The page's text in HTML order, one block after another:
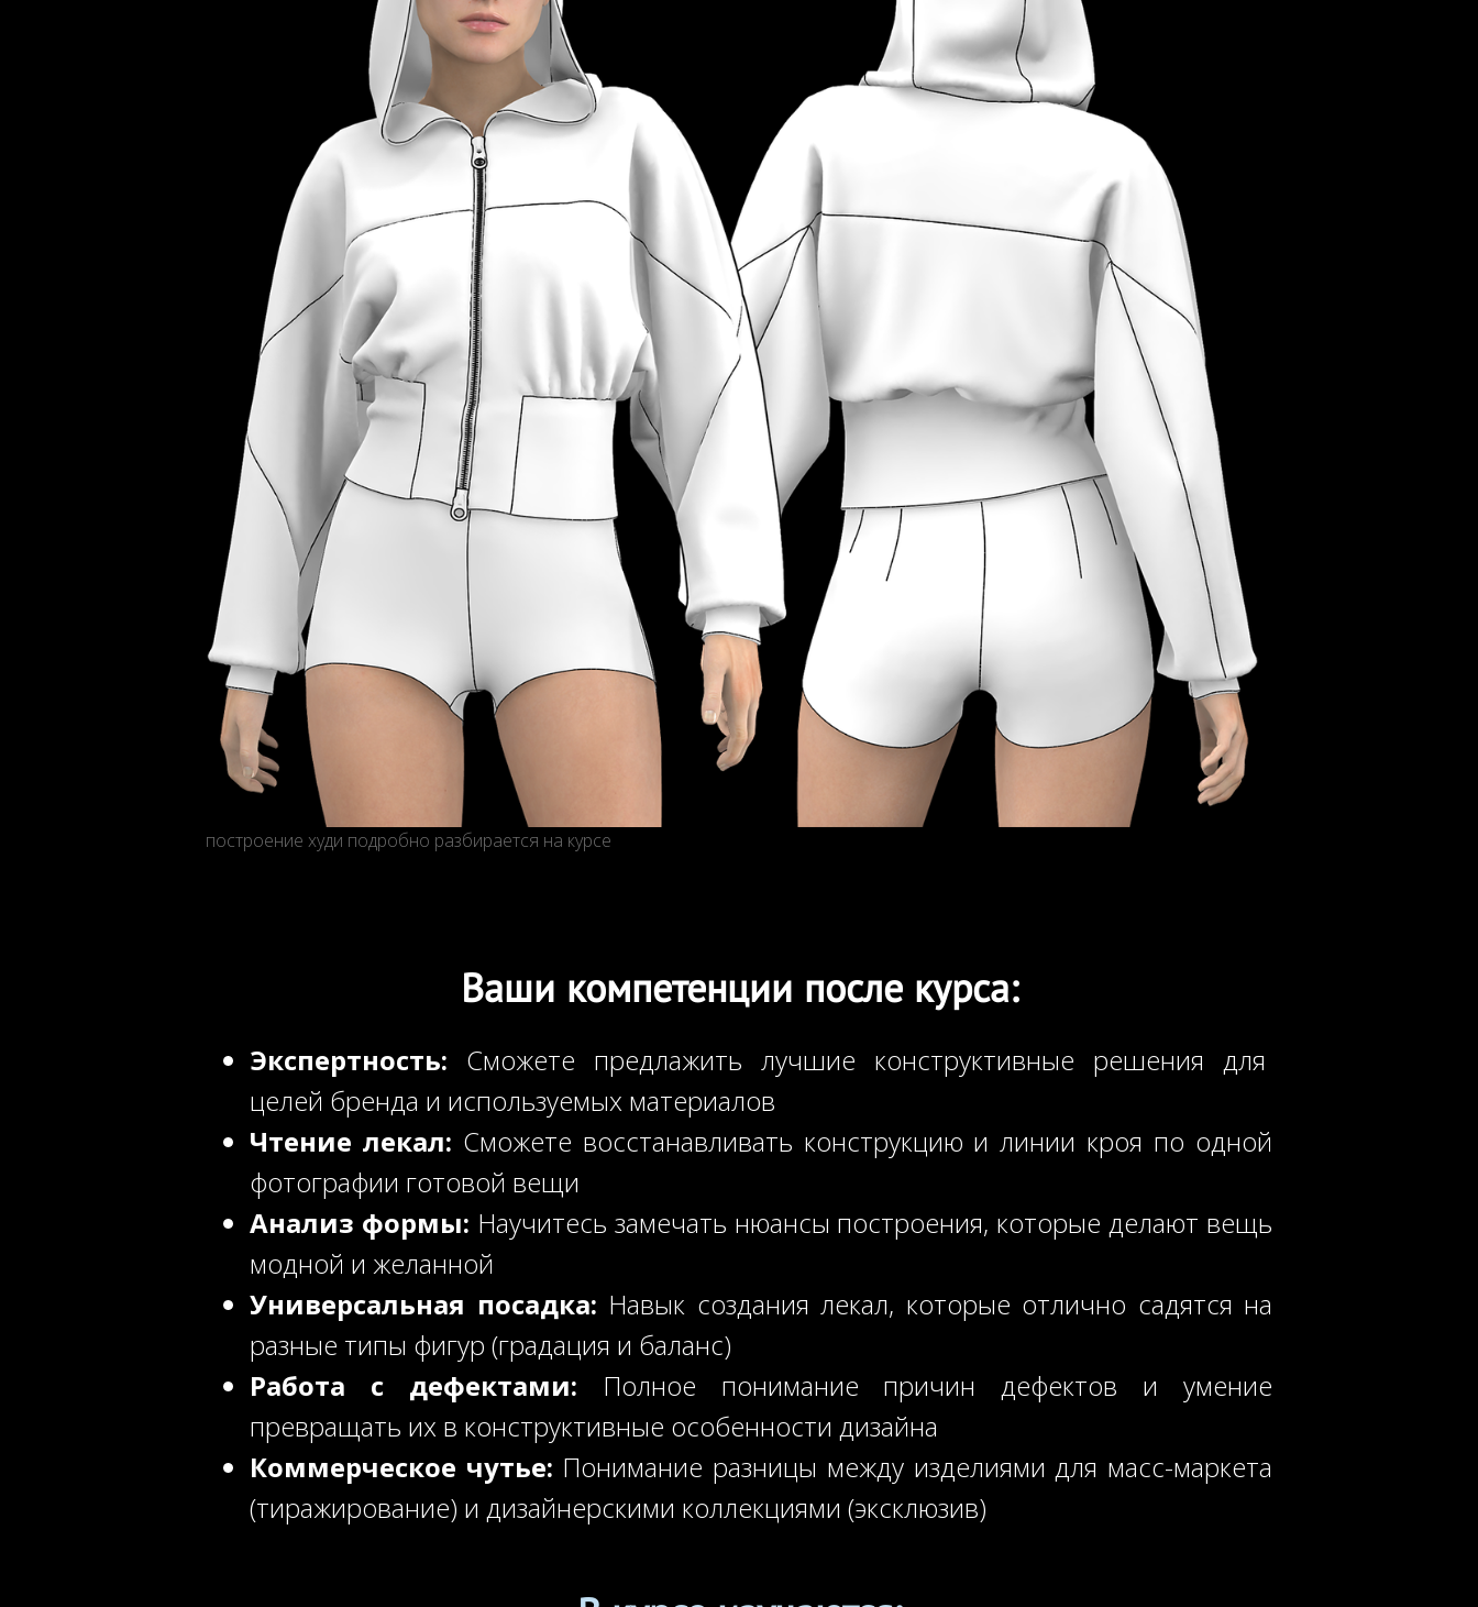
построение худи подробно разбирается на курсе
Ваши компетенции после курса:
Экспертность: Сможете предлажить лучшие конструктивные решения для
целей бренда и используемых материалов
Чтение лекал: Сможете восстанавливать конструкцию и линии кроя по одной
фотографии готовой вещи
Анализ формы: Научитесь замечать нюансы построения, которые делают вещь
модной и желанной
Универсальная посадка: Навык создания лекал, которые отлично садятся на
разные типы фигур (градация и баланс)
Работа с дефектами: Полное понимание причин дефектов и умение
превращать их в конструктивные особенности дизайна
Коммерческое чутье: Понимание разницы между изделиями для масс-маркета
(тиражирование) и дизайнерскими коллекциями (эксклюзив)